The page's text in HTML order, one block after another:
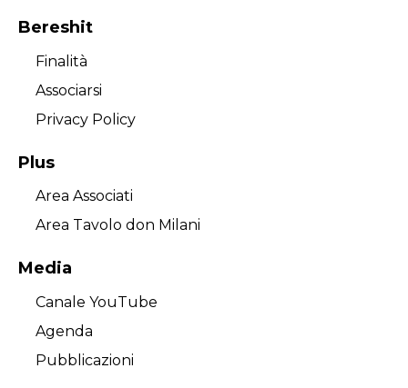
Bereshit
Finalità
Associarsi
Privacy Policy
Plus
Area Associati
Area Tavolo don Milani
Media
Canale YouTube
Agenda
Pubblicazioni